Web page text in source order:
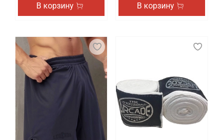
В корзину В корзину